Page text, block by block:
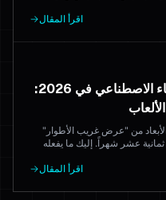
البشري بعد.اقرأ المقال
توليد الشبكات ثلاثية الأبعاد بالذكاء الاصطناعي في 2026:
الأبعاد من "عرض غريب الأطوار"
عشر شهراً. إليك ما يفعله
اقرأ المقال